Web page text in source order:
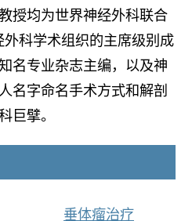
授均为世界神经外科联合
外科学术组织的主席级别成
名专业杂志主编，以及神
名字命名手术方式和解剖
巨擘。
垂体瘤治疗